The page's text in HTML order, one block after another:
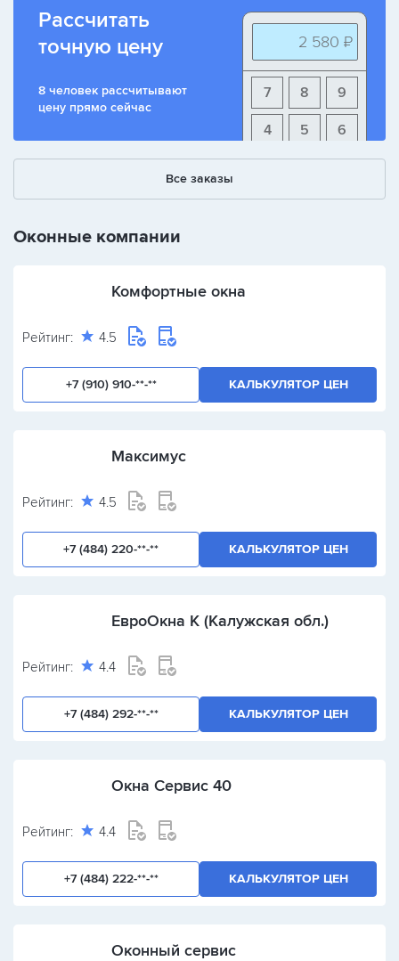
Рассчитать
точную цену
8 человек рассчитывают
цену прямо сейчас
2 580 ₽
9
8
7
6
5
4
+ - /
Все заказы
Оконные компании
Комфортные окна
Рейтинг: 4.5
+7 (910) 910-**-** КАЛЬКУЛЯТОР ЦЕН
Максимус
Рейтинг: 4.5
+7 (484) 220-**-** КАЛЬКУЛЯТОР ЦЕН
ЕвроОкна К (Калужская обл.)
Рейтинг: 4.4
+7 (484) 292-**-** КАЛЬКУЛЯТОР ЦЕН
Окна Сервис 40
Рейтинг: 4.4
+7 (484) 222-**-** КАЛЬКУЛЯТОР ЦЕН
Оконный сервис